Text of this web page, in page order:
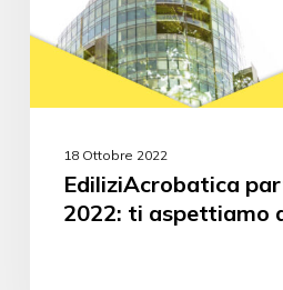
18 Ottobre 2022
EdiliziAcrobatica
2022: ti aspettiamo